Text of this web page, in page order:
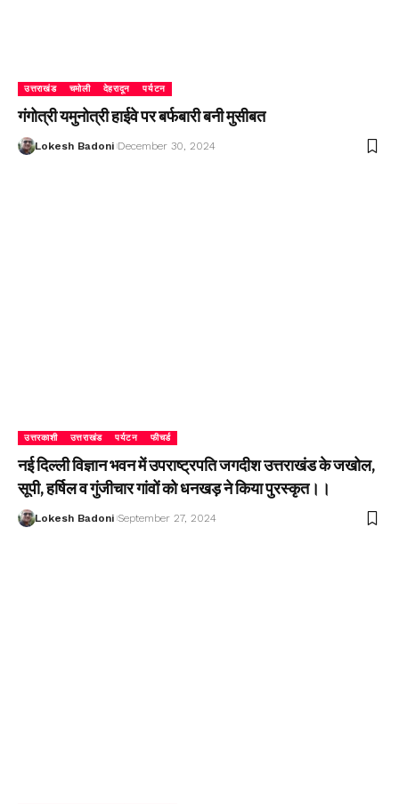
उत्तराखंड चमोली देहरादून पर्यटन
गंगोत्री यमुनोत्री हाईवे पर बर्फबारी बनी मुसीबत
Lokesh Badoni December 30, 2024
उत्तरकाशी उत्तराखंड पर्यटन फीचर्ड
नई दिल्ली विज्ञान भवन में उपराष्ट्रपति जगदीश उत्तराखंड के जखोल,
सूपी, हर्षिल व गुंजीचार गांवों को धनखड़ ने किया पुरस्कृत।।
Lokesh Badoni September 27, 2024